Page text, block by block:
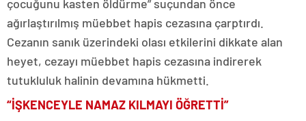
çocuğunu kasten öldürme” suçundan önce
ağırlaştırılmış müebbet hapis cezasına çarptırdı.
Cezanın sanık üzerindeki olası etkilerini dikkate alan
heyet, cezayı müebbet hapis cezasına indirerek
tutukluluk halinin devamına hükmetti.
“İŞKENCEYLE NAMAZ KILMAYI ÖĞRETTİ”